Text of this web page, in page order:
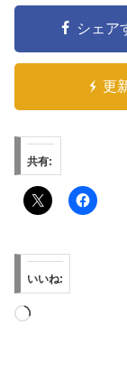
シェア
更
共有:
いいね:
読